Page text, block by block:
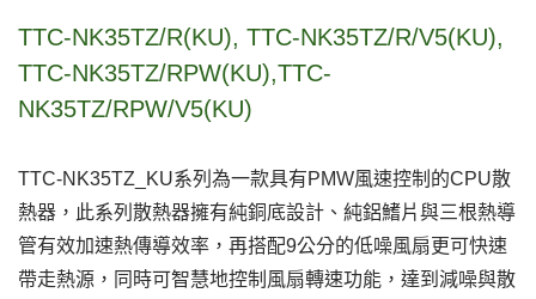
TTC-NK35TZ/R(KU), TTC-NK35TZ/R/V5(KU),
TTC-NK35TZ/RPW(KU),TTC-
NK35TZ/RPW/V5(KU)
TTC-NK35TZ_KU系列為一款具有PMW風速控制的CPU散
熱器，此系列散熱器擁有純銅底設計、純鋁鰭片與三根熱導
管有效加速熱傳導效率，再搭配9公分的低噪風扇更可快速
帶走熱源，同時可智慧地控制風扇轉速功能，達到減噪與散